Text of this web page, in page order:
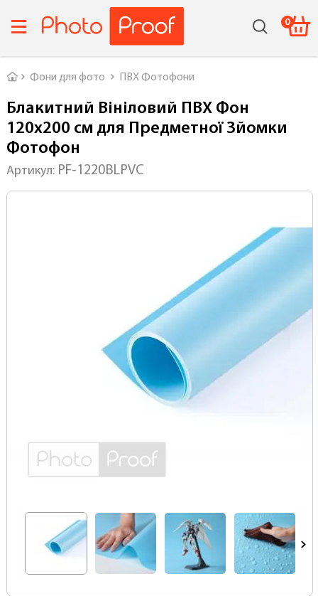
0
Головна
Фони для фото ПВХ Фотофони
Блакитний Вініловий ПВХ Фон
120х200 см для Предметної Зйомки
Фотофон
Артикул: PF-1220BLPVC